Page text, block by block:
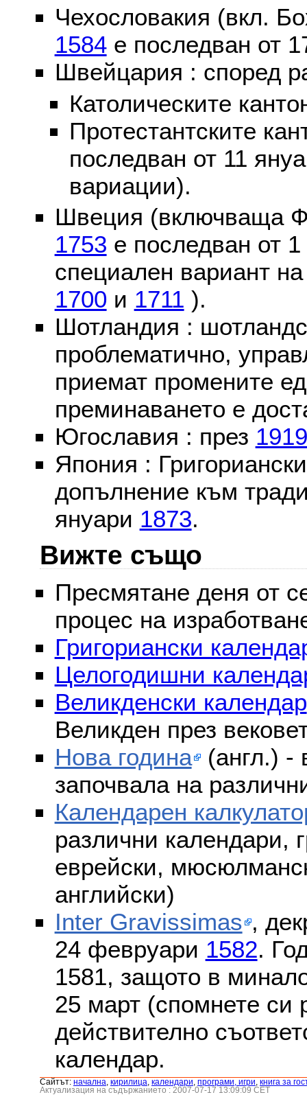
Чехословакия (вкл.
1584е последван от
Швейцария : според
Католическите
Протестантските
последван от 11
вариации).
Швеция (включваща
1753 е последван от
специален вариант
1700 и 1711 ).
Шотландия :
проблематично,
приемат промените
преминаването е
Югославия : през 1919
Япония :
допълнение към
януари 1873.
Вижте също
Пресмятане деня от
процес на
Григориански
Целогодишни
Великденски календар
Великден през
Нова година (англ.) -
започвала на
Календарен
различни календари,
еврейски,
английски)
Inter Gravissimas ,
24 февруари 1582.
1581, защото в
25 март (спомнете си
действително
календар.
Сайтът: началнa, кирилица, календари, програми, игри, книга за
Актуализация на съдържанието : 2007-07-17 13:09:09 CET